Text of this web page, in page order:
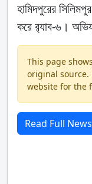
হামিদপুরের
করে র‌্যাব-৬।
This page
original source.
website for the
Read Full